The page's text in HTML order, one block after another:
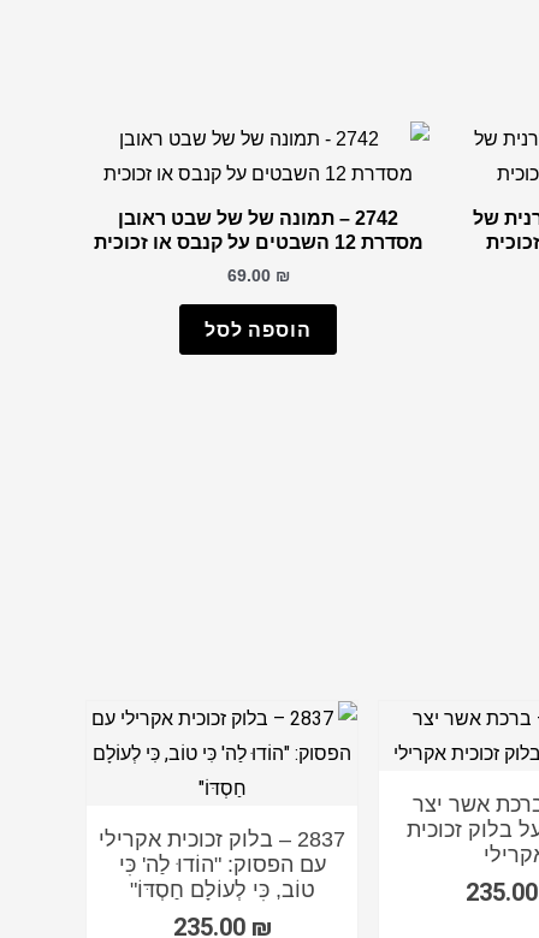
של
2742 – תמונה של של שבט ראובן
מסדרת 12 השבטים על קנבס או זכוכית
69.00 ₪
הוספה לסל
2837 – בלוק זכוכית אקרילי
עם הפסוק: "הוֹדוּ לַה' כִּי
טוֹב, כִּי לְעוֹלָם חַסְדּוֹ"
235.00 ₪
– ברכת אשר יצר
בלוק זכוכית
235.00